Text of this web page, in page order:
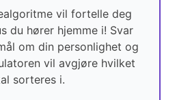
vil fortelle deg
du hører hjemme i! Svar
om din personlighet og
vil avgjøre hvilket
sorteres i.